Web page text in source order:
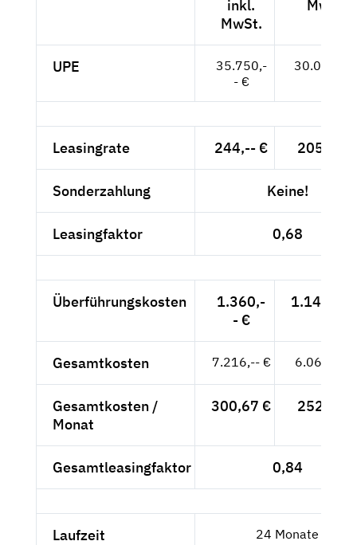
inkl.
MwSt.
MwSt.
UPE
35.750,-
- €
30.042,--
Leasingrate 244,-- € 205,04 €
Sonderzahlung Keine!
Leasingfaktor 0,68
Überführungskosten
1.360,-
- €
1.142,86
Gesamtkosten 7.216,-- € 6.063,87
Gesamtkosten /
Monat
300,67 € 252,66 €
Gesamtleasingfaktor 0,84
Laufzeit 24 Monate